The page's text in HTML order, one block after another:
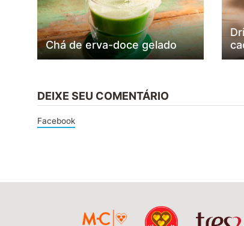
Chá de erva-doce gelado
DEIXE SEU COMENTÁRIO
Facebook